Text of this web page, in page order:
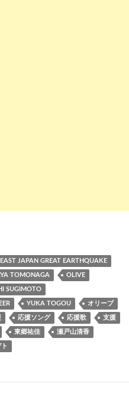
EAST JAPAN GREAT EARTHQUAKE
TOMONAGA OLIVE
SUGIMOTO
YUKA TOGOU オリーブ
応援ソング 応援歌 支援
東郷祐佳 瀬戸山清香